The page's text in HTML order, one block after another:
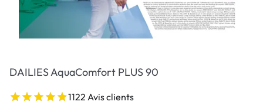
DAILIES AquaComfort PLUS 90
1122 Avis clients